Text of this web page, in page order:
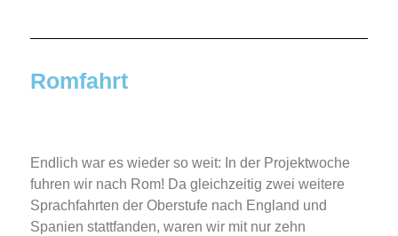
Romfahrt
Endlich war es wieder so weit: In der Projektwoche
fuhren wir nach Rom! Da gleichzeitig zwei weitere
Sprachfahrten der Oberstufe nach England und
Spanien stattfanden, waren wir mit nur zehn